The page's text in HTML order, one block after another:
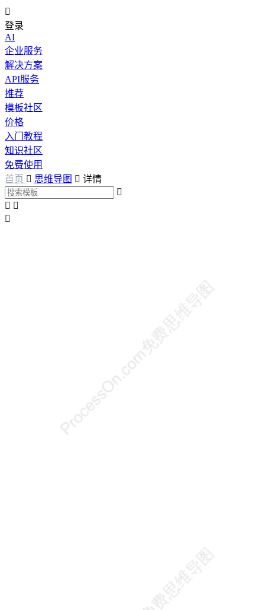

登录
AI
企业服务
解决方案
API服务
推荐
模板社区
价格
入门教程
知识社区
免费使用
首页  思维导图  详情

 
